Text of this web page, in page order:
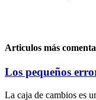
Articulos más
Los pequeños
La caja de cambios es